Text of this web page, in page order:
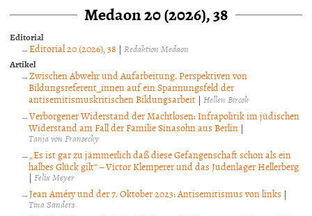
Medaon 20 (2026), 38
Editorial
Editorial 20 (2026), 38 |Redaktion Medaon
Artikel
Zwischen Abwehr und Aufarbeitung. Perspektiven von
Bildungsreferent_innen auf ein Spannungsfeld der
antisemitismuskritischen Bildungsarbeit | Hellen Bircok
Verborgener Widerstand der Machtlosen: Infrapolitik im jüdischen
Widerstand am Fall der Familie Sinasohn aus Berlin |
Tanja von Fransecky
„Es ist gar zu jämmerlich daß diese Gefangenschaft schon als ein
halbes Glück gilt“ – Victor Klemperer und das Judenlager Hellerberg
| Felix Meyer
Jean Améry und der 7. Oktober 2023: Antisemitismus von links |
Tina Sanders